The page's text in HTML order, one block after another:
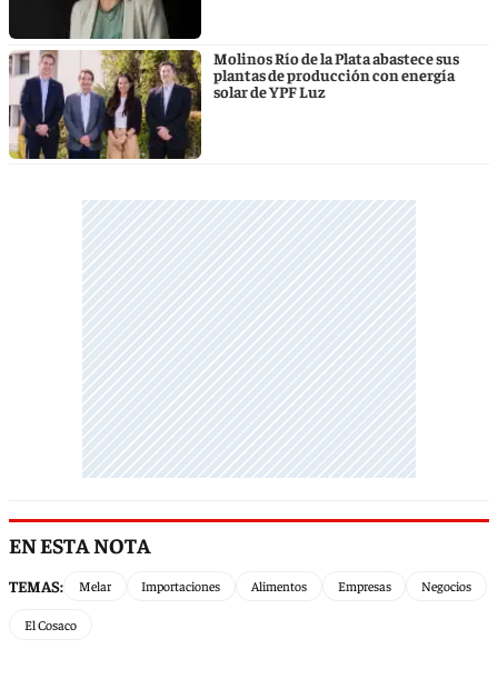
Molinos Río de la Plata abastece sus
plantas de producción con energía
solar de YPF Luz
EN ESTA NOTA
TEMAS: Melar Importaciones Alimentos Empresas Negocios
El Cosaco